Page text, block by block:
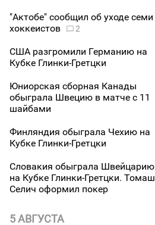
"Актобе" сообщил об уходе семи
хоккеистов
2
США разгромили Германию на
Кубке Глинки-Гретцки
Юниорская сборная Канады
обыграла Швецию в матче с 11
шайбами
Финляндия обыграла Чехию на
Кубке Глинки-Гретцки
Словакия обыграла Швейцарию
на Кубке Глинки-Гретцки. Томаш
Селич оформил покер
5 АВГУСТА